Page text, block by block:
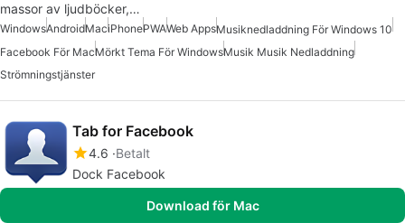
massor av ljudböcker,…
WindowsAndroidMaciPhonePWAWeb AppsMusiknedladdning För Windows 10
Facebook För MacMörkt Tema För WindowsMusik Musik Nedladdning
Strömningstjänster
Tab for Facebook
4.6 Betalt
Dock Facebook
Download för Mac